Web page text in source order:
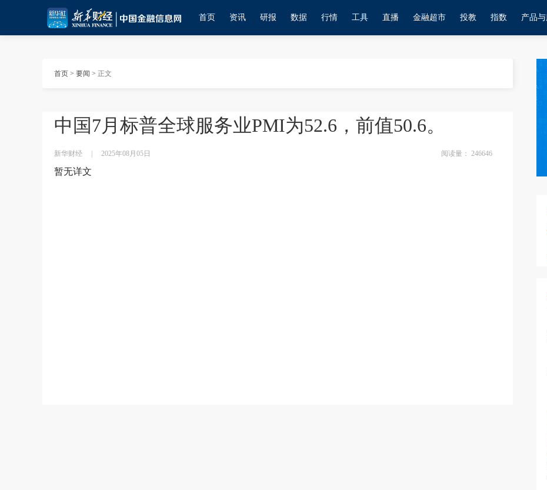
首页 资讯 研报 数据 行情 工具 直播 金融超市 投教 指数 产品
首页 > 要闻 > 正文
中国7月标普全球服务业PMI为52.6，前值50.6。
新华财经 2025年08月05日 阅读量： 246646
暂无详文